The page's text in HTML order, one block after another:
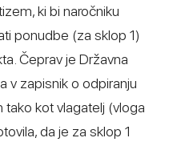
ki bi naročniku
ponudbe (za sklop 1)
Čeprav je Državna
v zapisnik o odpiranju
kot vlagatelj (vloga
da je za sklop 1